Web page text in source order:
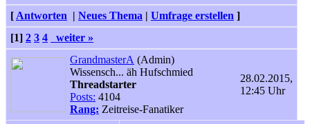
[ Antworten | Neues Thema | Umfrage erstellen ]
[1] 2 3 4
weiter »
GrandmasterA (Admin)
Wissensch... äh Hufschmied
Threadstarter
Posts: 4104
Rang: Zeitreise-Fanatiker
28.02.2015,
12:45 Uhr